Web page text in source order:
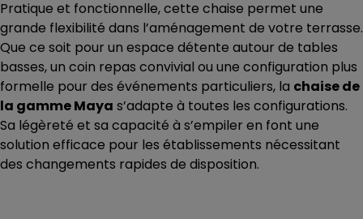
Pratique et fonctionnelle, cette chaise permet une
grande flexibilité dans l’aménagement de votre terrasse.
Que ce soit pour un espace détente autour de tables
basses, un coin repas convivial ou une configuration plus
formelle pour des événements particuliers, la chaise de
la gamme Maya s’adapte à toutes les configurations.
Sa légèreté et sa capacité à s’empiler en font une
solution efficace pour les établissements nécessitant
des changements rapides de disposition.